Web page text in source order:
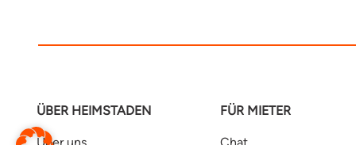
ÜBER HEIMSTADEN FÜR MIETER